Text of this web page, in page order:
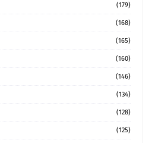
(179)
(168)
(165)
(160)
(146)
(134)
(128)
(125)